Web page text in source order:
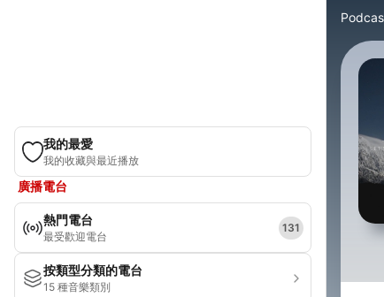
我的最愛
我的收藏與最近播放
廣播電台
熱門電台
最受歡迎電台
131
按類型分類的電台
15 種音樂類別